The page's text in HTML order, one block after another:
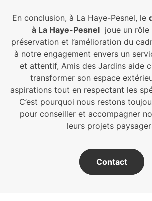
En conclusion, à La Haye-Pesnel, le
à La Haye-Pesneljoue un rôle
préservation et l’amélioration du
à notre engagement envers un
et attentif, Amis des Jardins aide
transformer son espace
aspirations tout en respectant les
C’est pourquoi nous restons
pour conseiller et accompagner
leurs projets
Contact